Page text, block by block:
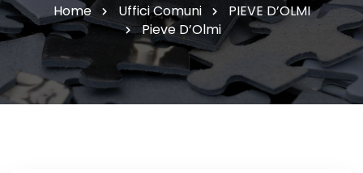
Home Uffici Comuni
PIEVE D’OLMI
Pieve D’Olmi